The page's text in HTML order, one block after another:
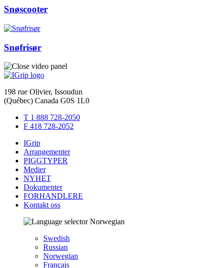
Snøscooter
Snøfrisør
198 rue Olivier, Issoudun
(Québec) Canada G0S 1L0
T 1 888 728-2050
F 418 728-2052
IGrip
Arrangementer
PIGGTYPER
Medier
NYHET
Dokumenter
FORHANDLERE
Kontakt oss
Norwegian
Swedish
Russian
Norwegian
Français